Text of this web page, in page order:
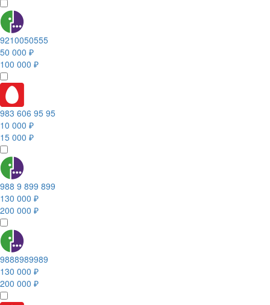
9210050555
50 000 ₽
100 000 ₽
983 606 95 95
10 000 ₽
15 000 ₽
988 9 899 899
130 000 ₽
200 000 ₽
9888989989
130 000 ₽
200 000 ₽